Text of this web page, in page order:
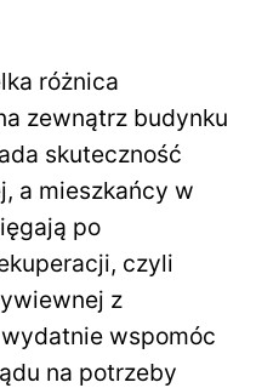
różnica
zewnątrz budynku
skuteczność
a mieszkańcy w
po
czyli
z
wspomóc
na potrzeby